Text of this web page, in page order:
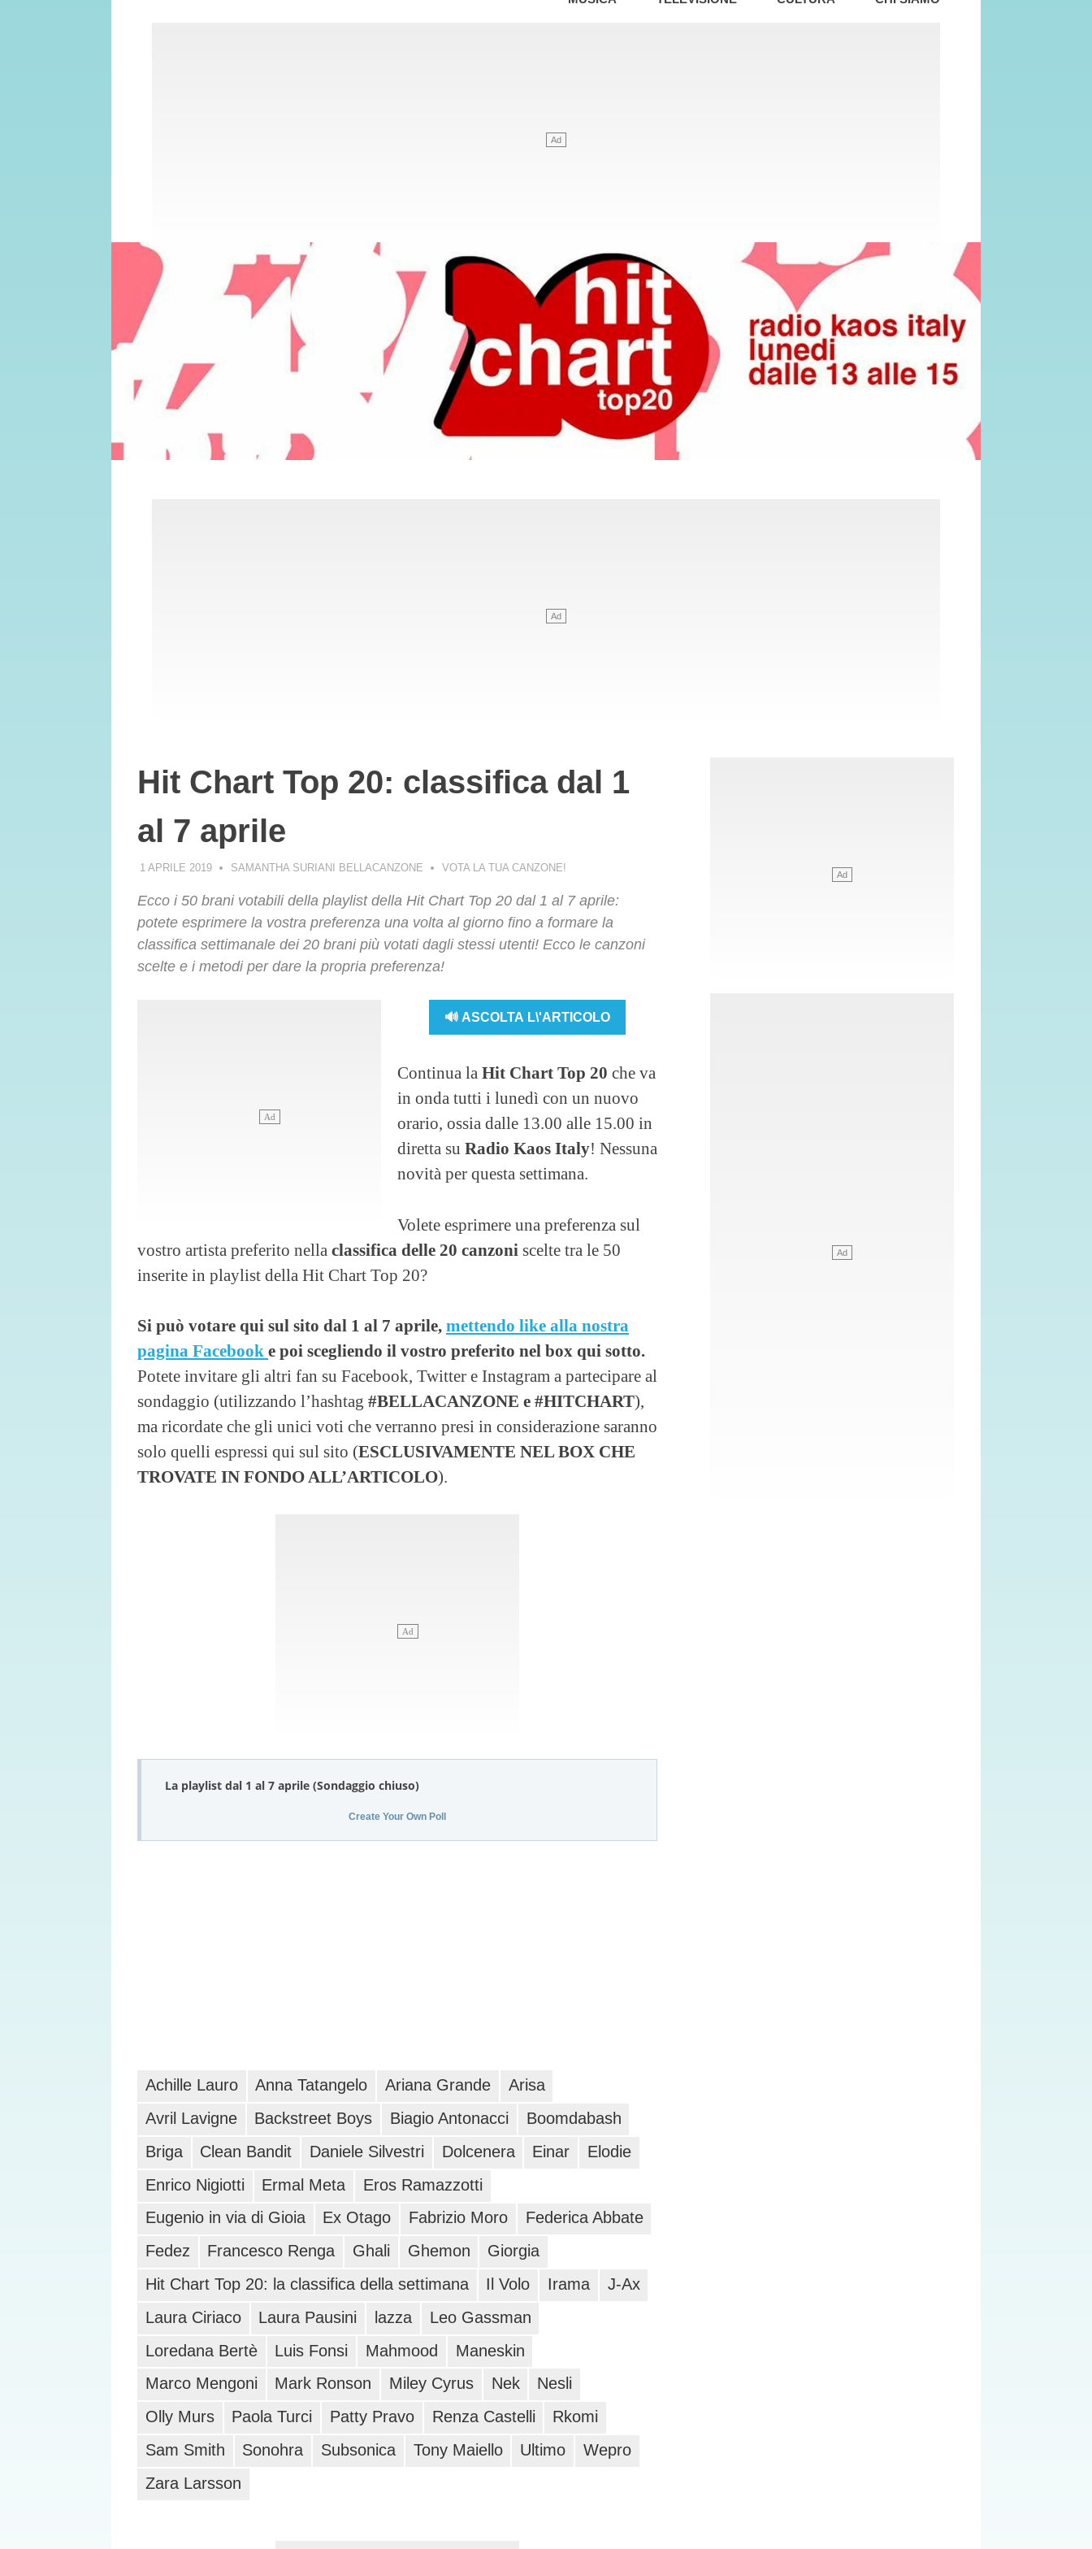
Hit Chart Top 20: classifica dal 1
al 7 aprile
1 APRILE 2019 SAMANTHA SURIANI BELLACANZONE VOTA LA TUA CANZONE!
Ecco i 50 brani votabili della playlist della Hit Chart Top 20 dal 1 al 7 aprile:
potete esprimere la vostra preferenza una volta al giorno fino a formare la
classifica settimanale dei 20 brani più votati dagli stessi utenti! Ecco le canzoni
scelte e i metodi per dare la propria preferenza!
🔊 ASCOLTA L\'ARTICOLO
Continua la Hit Chart Top 20 che va
in onda tutti i lunedì con un nuovo
orario, ossia dalle 13.00 alle 15.00 in
diretta su Radio Kaos Italy! Nessuna
novità per questa settimana.
Volete esprimere una preferenza sul
vostro artista preferito nella classifica delle 20 canzoni scelte tra le 50
inserite in playlist della Hit Chart Top 20?
Si può votare qui sul sito dal 1 al 7 aprile, mettendo like alla nostra
pagina Facebook e poi scegliendo il vostro preferito nel box qui sotto.
Potete invitare gli altri fan su Facebook, Twitter e Instagram a partecipare al
sondaggio (utilizzando l’hashtag #BELLACANZONE e #HITCHART),
ma ricordate che gli unici voti che verranno presi in considerazione saranno
solo quelli espressi qui sul sito (ESCLUSIVAMENTE NEL BOX CHE
TROVATE IN FONDO ALL’ARTICOLO).
La playlist dal 1 al 7 aprile (Sondaggio chiuso)
Create Your Own Poll
Achille Lauro Anna Tatangelo Ariana Grande
Arisa
Avril Lavigne
Backstreet Boys Biagio Antonacci
Boomdabash
Briga
Clean Bandit Daniele Silvestri Dolcenera Einar
Elodie
Enrico Nigiotti
Ermal Meta
Eros Ramazzotti
Eugenio in via di Gioia
Ex Otago Fabrizio Moro
Federica Abbate
Fedez
Francesco Renga Ghali Ghemon
Giorgia
Hit Chart Top 20: la classifica della settimana
Il Volo Irama
J-Ax
Laura Ciriaco
Laura Pausini lazza
Leo Gassman
Loredana Bertè
Luis Fonsi Mahmood
Maneskin
Marco Mengoni
Mark Ronson Miley Cyrus Nek
Nesli
Olly Murs
Paola Turci Patty Pravo Renza Castelli
Rkomi
Sam Smith
Sonohra Subsonica Tony Maiello Ultimo
Wepro
Zara Larsson